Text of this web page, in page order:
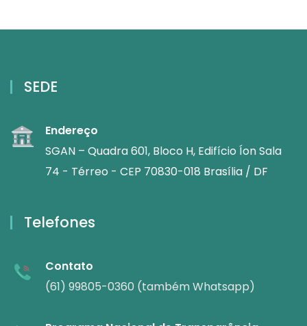
SEDE
Endereço
SGAN – Quadra 601, Bloco H, Edifício Íon Sala
74 - Térreo - CEP 70830-018 Brasília / DF
Telefones
Contato
(61) 99805-0360 (também Whatsapp)